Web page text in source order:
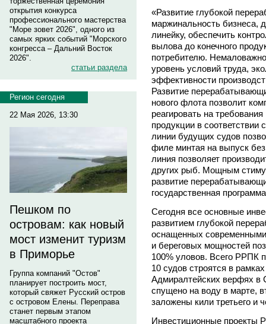
открытия конкурса
профессионального мастерства
"Море зовет 2026", одного из
самых ярких событий "Морского
конгресса – Дальний Восток
2026".
статьи раздела
Регион сегодня
22 Мая 2026, 13:30
Пешком по
островам: как новый
мост изменит туризм
в Приморье
Группа компаний "Остов"
планирует построить мост,
который свяжет Русский остров
с островом Елены. Переправа
станет первым этапом
масштабного проекта
«Развитие глубокой
маржинальность бизнеса,
линейку, обеспечить
вылова до конечного
потребителю.
уровень условий труда,
эффективности
Развитие
нового флота позволит
реагировать на
продукции в соответствии
линии будущих судов
филе минтая на выпуск
линия позволяет
других рыб. Мощным
развитие
государственная
Сегодня все основные
развитием глубокой
оснащенных
и береговых мощностей
100% уловов. Всего РРПК
10 судов строятся в
Адмиралтейских верфях в
спущено на воду в марте,
заложены кили третьего и
Инвестиционные проекты